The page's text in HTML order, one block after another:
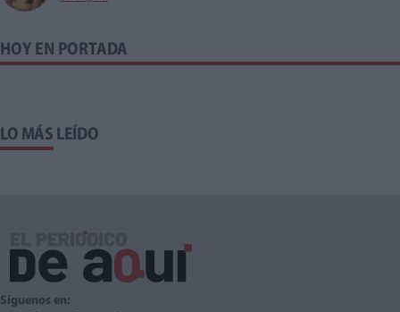
HOY EN PORTADA
LO MÁS LEÍDO
Síguenos en: